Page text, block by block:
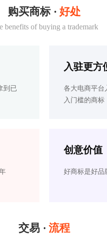
购买商标 · 好处
benefits of buying a trademark
到已
入驻更方
各大电商平台
入门槛的商标
创意价值
好商标是好品
交易 · 流程